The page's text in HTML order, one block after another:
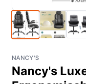
NANCY'S
Nancy's